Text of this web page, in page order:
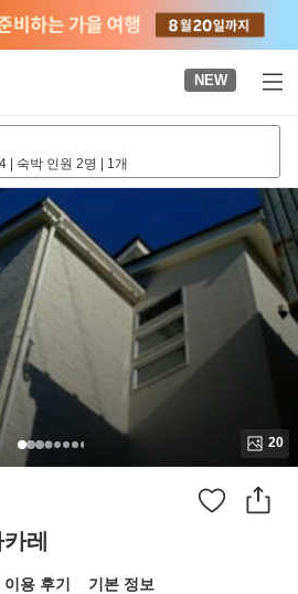
NEW
| 숙박 인원 2명 | 1개
20
레
이용 후기 기본 정보